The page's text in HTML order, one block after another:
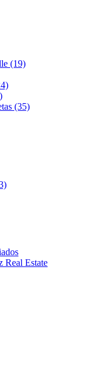
(19)
(35)
Real Estate